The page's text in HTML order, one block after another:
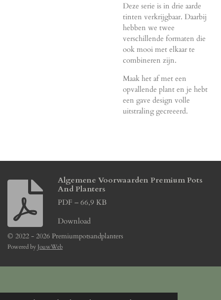
Deze serie is in drie aarde
tinten verkrijgbaar. Daarbij
hebben we twee
verschillende formaten die
ook mooi met elkaar te
combineren zijn.
Maak het af met een
opvallende plant en je hebt
een gave design volle
uitstraling gecreeerd.
Algemene Voorwaarden Premium Pots
And Planters
PDF – 66,9 KB
Download
© 2022 - 2026 Premiumpotsandplanters
Powered by JouwWeb